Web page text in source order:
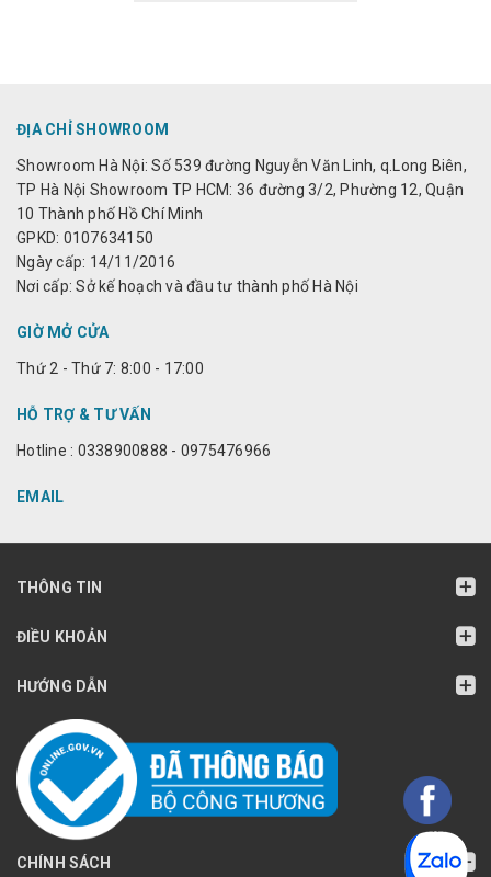
ĐỊA CHỈ SHOWROOM
Showroom Hà Nội: Số 539 đường Nguyễn Văn Linh, q.Long Biên,
TP Hà Nội Showroom TP HCM: 36 đường 3/2, Phường 12, Quận
10 Thành phố Hồ Chí Minh
GPKD: 0107634150
Ngày cấp: 14/11/2016
Nơi cấp: Sở kế hoạch và đầu tư thành phố Hà Nội
GIỜ MỞ CỬA
Thứ 2 - Thứ 7: 8:00 - 17:00
HỖ TRỢ & TƯ VẤN
Hotline : 0338900888 - 0975476966
EMAIL
THÔNG TIN
ĐIỀU KHOẢN
HƯỚNG DẪN
CHÍNH SÁCH